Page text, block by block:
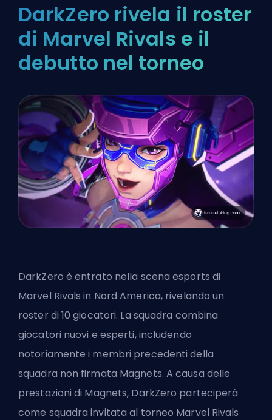
DarkZero rivela il roster
di Marvel Rivals e il
debutto nel torneo
DarkZero è entrato nella scena esports di
Marvel Rivals in Nord America, rivelando un
roster di 10 giocatori. La squadra combina
giocatori nuovi e esperti, includendo
notoriamente i membri precedenti della
squadra non firmata Magnets. A causa delle
prestazioni di Magnets, DarkZero parteciperà
come squadra invitata al torneo Marvel Rivals